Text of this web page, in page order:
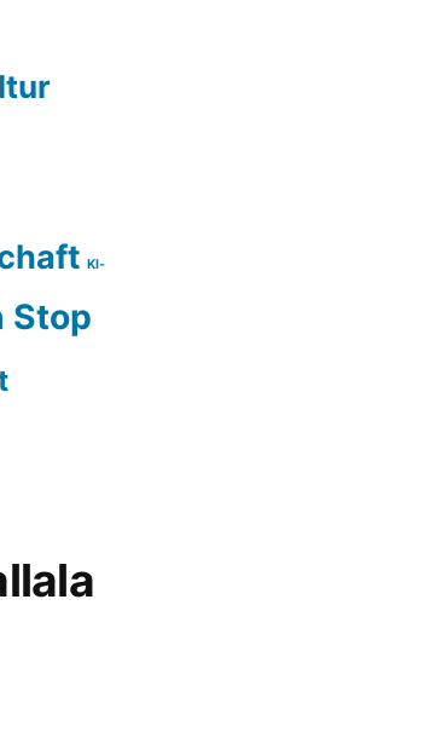
KI-
Stop